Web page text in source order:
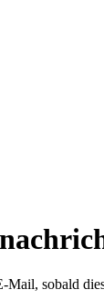
sobald